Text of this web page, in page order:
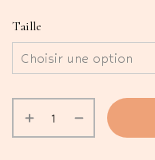
Taille